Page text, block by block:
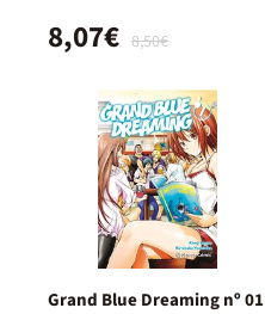
8,50€
8,07€
Grand Blue Dreaming nº 01